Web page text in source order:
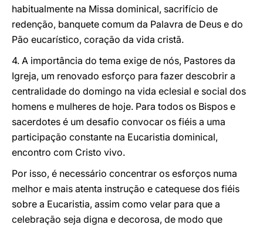
habitualmente na Missa dominical, sacrifício de
redenção, banquete comum da Palavra de Deus e do
Pão eucarístico, coração da vida cristã.
4. A importância do tema exige de nós, Pastores da
Igreja, um renovado esforço para fazer descobrir a
centralidade do domingo na vida eclesial e social dos
homens e mulheres de hoje. Para todos os Bispos e
sacerdotes é um desafio convocar os fiéis a uma
participação constante na Eucaristia dominical,
encontro com Cristo vivo.
Por isso, é necessário concentrar os esforços numa
melhor e mais atenta instrução e catequese dos fiéis
sobre a Eucaristia, assim como velar para que a
celebração seja digna e decorosa, de modo que